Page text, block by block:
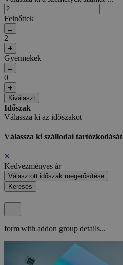
Felnőttek
2
Gyermekek
0
Kiválaszt
Időszak
Válassza ki az időszakot
Válassza ki szállodai tartózkodását
Kedvezményes ár
Választott időszak megerősítése
Keresés
form with addon group details...